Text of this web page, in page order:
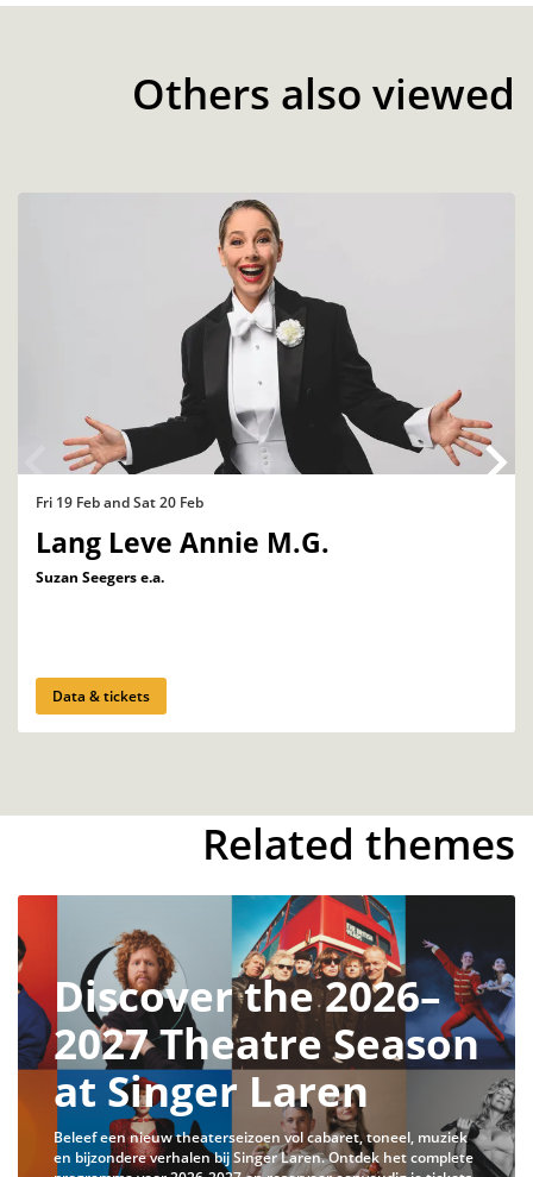
Others also viewed
Lang Leve Annie M.G.
Suzan Seegers e.a.
Fri 19 FebandSat 20 Feb
Data & tickets
Related themes
Discover the 2026–
2027 Theatre Season
at Singer Laren
Beleef een nieuw theaterseizoen vol cabaret, toneel, muziek
en bijzondere verhalen bij Singer Laren. Ontdek het complete